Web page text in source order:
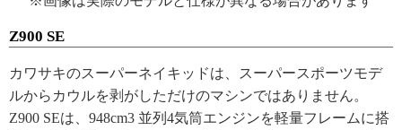
Z900 SE
カワサキのスーパーネイキッドは、スーパースポーツモデ
ルからカウルを剥がしただけのマシンではありません。
Z900 SEは、948cm3 並列4気筒エンジンを軽量フレームに搭